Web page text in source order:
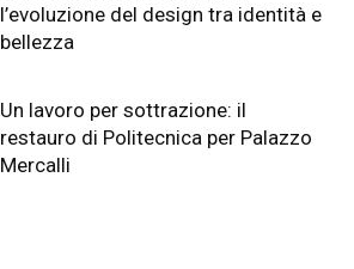
l’evoluzione del design tra identità e
bellezza
Un lavoro per sottrazione: il
restauro di Politecnica per Palazzo
Mercalli